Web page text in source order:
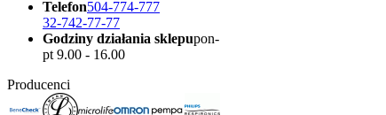
Telefon504-774-777
32-742-77-77
Godziny działania sklepupon-
pt 9.00 - 16.00
Producenci